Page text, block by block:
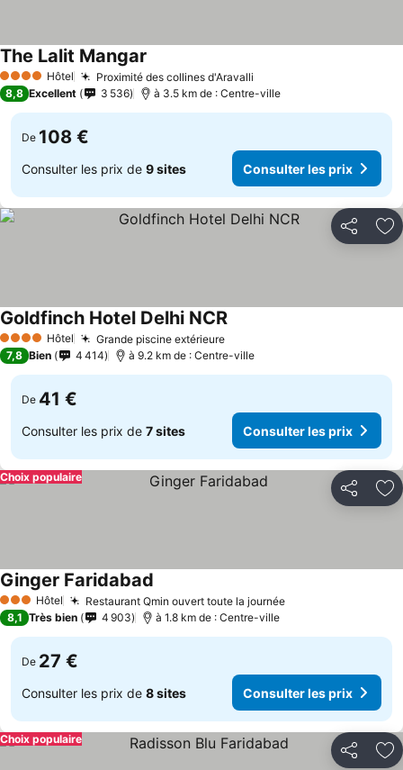
4 Étoiles Hôtel Proximité des collines d'Aravalli
The Lalit Mangar
8,8 Excellent 3 536 à 3.5 km de : Centre-ville
De 108 €
Consulter les prix de 9 sites Consulter les prix
Partager
4 Étoiles Hôtel Grande piscine extérieure
Goldfinch Hotel Delhi NCR
7,8 Bien 4 414 à 9.2 km de : Centre-ville
De 41 €
Consulter les prix de 7 sites Consulter les prix
Partager
Choix populaire
3 ÉtoilesHôtel Restaurant Qmin ouvert toute la journée
Ginger Faridabad
8,1 Très bien 4 903 à 1.8 km de : Centre-ville
De 27 €
Consulter les prix de 8 sites Consulter les prix
Partager
Choix populaire